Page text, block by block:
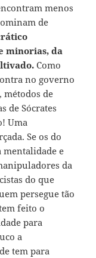
menos
de
minorias, da
Como
no governo
métodos de
de Sócrates
Uma
Se os do
mentalidade e
da
do que
persegue tão
feito o
para
a
tem para